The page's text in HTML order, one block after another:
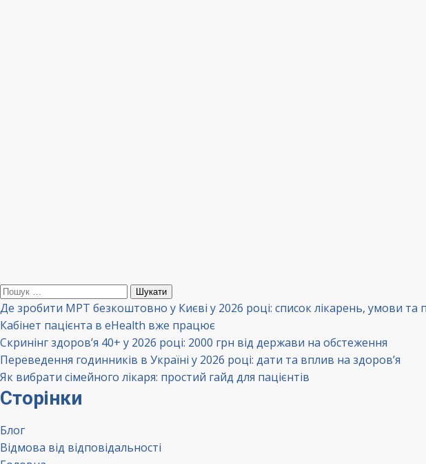
Пошук:
Де зробити МРТ безкоштовно у Києві у 2026 році: список лікарень, умови та
Кабінет пацієнта в eHealth вже працює
Скринінг здоров’я 40+ у 2026 році: 2000 грн від держави на обстеження
Переведення годинників в Україні у 2026 році: дати та вплив на здоров’я
Як вибрати сімейного лікаря: простий гайд для пацієнтів
Сторінки
Блог
Відмова від відповідальності